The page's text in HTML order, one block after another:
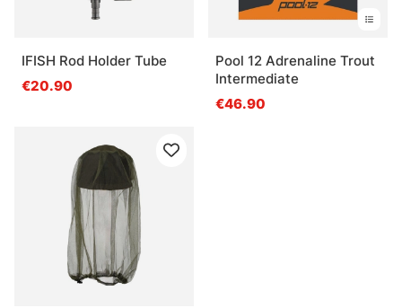
IFISH Rod Holder Tube
€20.90
Pool 12 Adrenaline Trout
Intermediate
€46.90